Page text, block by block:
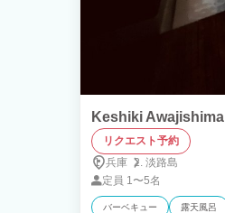
Keshiki Awajishima
リクエスト予約
兵庫
淡路島
定員 1〜5名
バーベキュー 露天風呂